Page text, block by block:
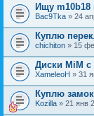
Ищу m10b18
Bac9Tka » 24
Куплю
chichiton » 15
Диски MiM с
XameleoH » 31
Куплю замок
Kozilla » 21 янв